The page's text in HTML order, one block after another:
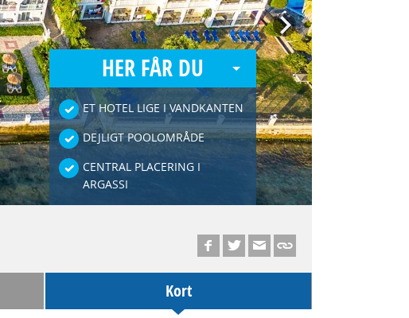
HER FÅR DU
ET HOTEL LIGE I VANDKANTEN
DEJLIGT POOLOMRÅDE
CENTRAL PLACERING I
ARGASSI
Next
Kort